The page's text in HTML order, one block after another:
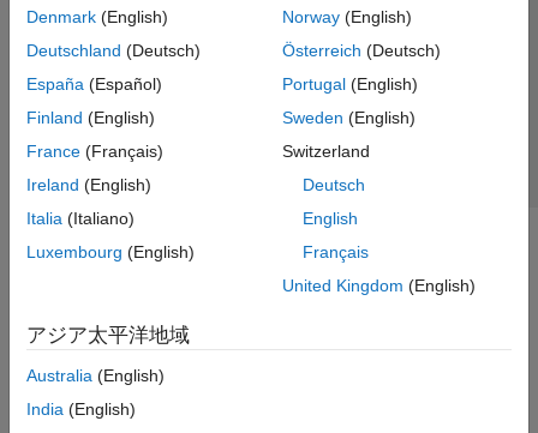
Denmark (English)
Deutschland (Deutsch)
España (Español)
Finland (English)
France (Français)
Ireland (English)
Italia (Italiano)
Luxembourg (English)
Norway(English)
Österreich (Deutsch)
Portugal(English)
Sweden (English)
Switzerland
Deutsch
English
Français
United Kingdom (English)
アジア太平洋地域
Australia (English)
India (English)
違法コピー防止
アプリケーション ステータス
© 1994-2026 The MathWorks, Inc.